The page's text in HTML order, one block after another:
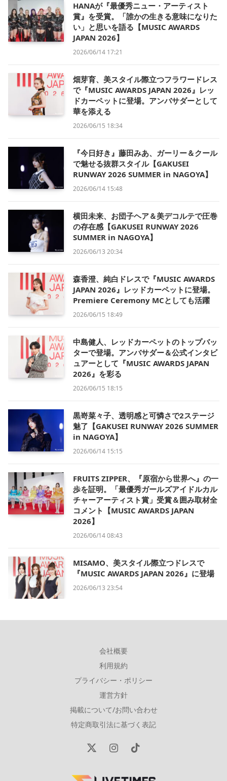
HANAが『最優秀ニュー・アーティスト
賞』を受賞。「誰かの生きる意味になりた
い」と思いを語る【MUSIC AWARDS
JAPAN 2026】
2026/06/14 17:21
畑芽育、美スタイル際立つフラワードレス
で『MUSIC AWARDS JAPAN 2026』レッ
ドカーペットに登場。アンバサダーとして
華を添える
2026/06/15 18:34
『今日好き』藤田みあ、ガーリー＆クール
で魅せる抜群スタイル【GAKUSEI
RUNWAY 2026 SUMMER in NAGOYA】
2026/06/14 15:48
横田未来、お団子ヘア＆美デコルテで圧巻
の存在感【GAKUSEI RUNWAY 2026
SUMMER in NAGOYA】
2026/06/13 20:34
森香澄、純白ドレスで『MUSIC AWARDS
JAPAN 2026』レッドカーペットに登場。
Premiere Ceremony MCとしても活躍
2026/06/15 18:49
中島健人、レッドカーペットのトップバッ
ターで登場。アンバサダー＆公式インタビ
ュアーとして『MUSIC AWARDS JAPAN
2026』を彩る
2026/06/15 18:15
黒嵜菜々子、透明感と可憐さで2ステージ
魅了【GAKUSEI RUNWAY 2026 SUMMER
in NAGOYA】
2026/06/14 15:15
FRUITS ZIPPER、『原宿から世界へ』の一
歩を証明。「最優秀ガールズアイドルカル
チャーアーティスト賞」受賞＆囲み取材全
コメント【MUSIC AWARDS JAPAN
2026】
2026/06/14 08:43
MISAMO、美スタイル際立つドレスで
『MUSIC AWARDS JAPAN 2026』に登場
2026/06/13 23:54
会社概要
利用規約
プライバシー・ポリシー
運営方針
掲載について/お問い合わせ
特定商取引法に基づく表記
X
InstagramTikTok